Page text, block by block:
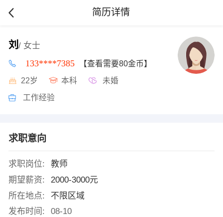
简历详情
刘 / 女士
133****7385 【查看需要80金币】
22岁 本科 未婚
工作经验
求职意向
求职岗位:
教师
期望薪资:
2000-3000元
所在地点:
不限区域
发布时间:
08-10